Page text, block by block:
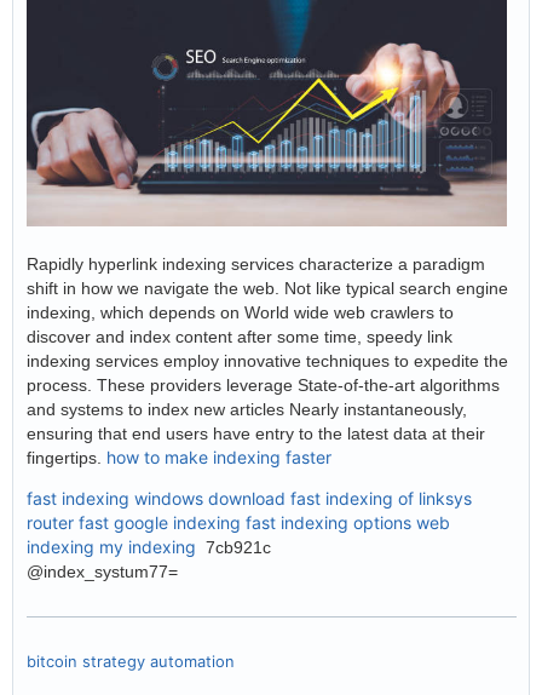
Rapidly hyperlink indexing services characterize a paradigm
shift in how we navigate the web. Not like typical search engine
indexing, which depends on World wide web crawlers to
discover and index content after some time, speedy link
indexing services employ innovative techniques to expedite the
process. These providers leverage State-of-the-art algorithms
and systems to index new articles Nearly instantaneously,
ensuring that end users have entry to the latest data at their
fingertips. how to make indexing faster
fast indexing windows download fast indexing of linksys
router fast google indexing fast indexing options web
indexing my indexing 7cb921c
@index_systum77=
bitcoin strategy automation